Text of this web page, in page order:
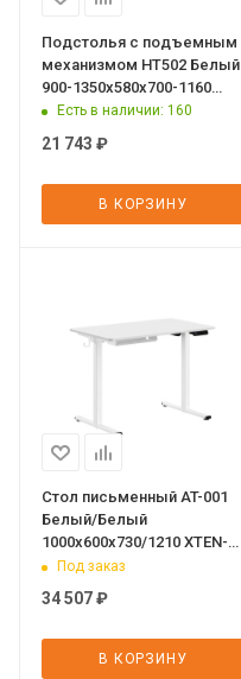
Подстолья с подъемным
механизмом HT502 Белый
900-1350х580х700-1160
XTEN-UP
Есть в наличии: 160
21 743 ₽
В КОРЗИНУ
Стол письменный AT-001
Белый/Белый
1000х600х730/1210 XTEN-
UPПод заказ
34 507₽
В КОРЗИНУ